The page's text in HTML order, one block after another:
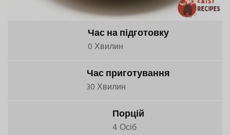
Час на підготовку
0 Хвилин
Час приготування
30 Хвилин
Порцій
4 Осіб